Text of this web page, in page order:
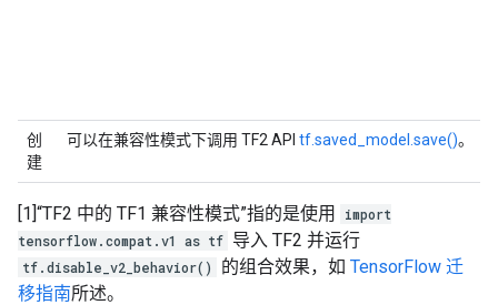
创
建
可以在兼容性模式下调用 TF2 API tf.saved_model.save()。
[1]“TF2 中的 TF1 兼容性模式”指的是使用
import
tensorflow.compat.v1 as tf 导入 TF2 并运行
tf.disable_v2_behavior() 的组合效果，如 TensorFlow 迁
移指南所述。